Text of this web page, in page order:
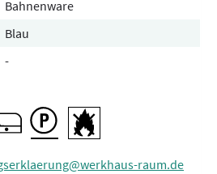
Bahnenware
Blau
-
raum.de